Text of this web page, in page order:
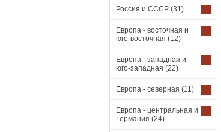
Россия и СССР (31)
Европа - восточная и
юго-восточная (12)
Европа - западная и
юго-западная (22)
Европа - северная (11)
Европа - центральная и
Германия (24)